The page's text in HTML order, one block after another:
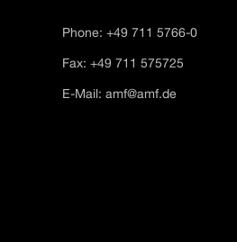
Phone: +49 711 5766-0
Fax: +49 711 575725
E-Mail:amf@amf.de